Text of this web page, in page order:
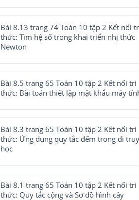
Bài 8.13 trang 74 Toán 10 tập 2 Kết nối
thức: Tìm hệ số trong khai triển nhị thức
Newton
Bài 8.5 trang 65 Toán 10 tập 2 Kết nối tri
thức: Bài toán thiết lập mật khẩu máy
Bài 8.3 trang 65 Toán 10 tập 2 Kết nối tri
thức: Ứng dụng quy tắc đếm trong di
học
Bài 8.1 trang 65 Toán 10 tập 2 Kết nối tri
thức: Quy tắc cộng và Sơ đồ hình cây